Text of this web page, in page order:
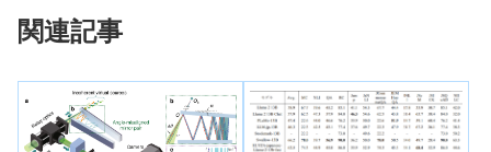
関連記事